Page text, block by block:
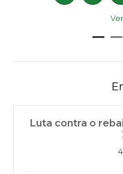
Luta contra o